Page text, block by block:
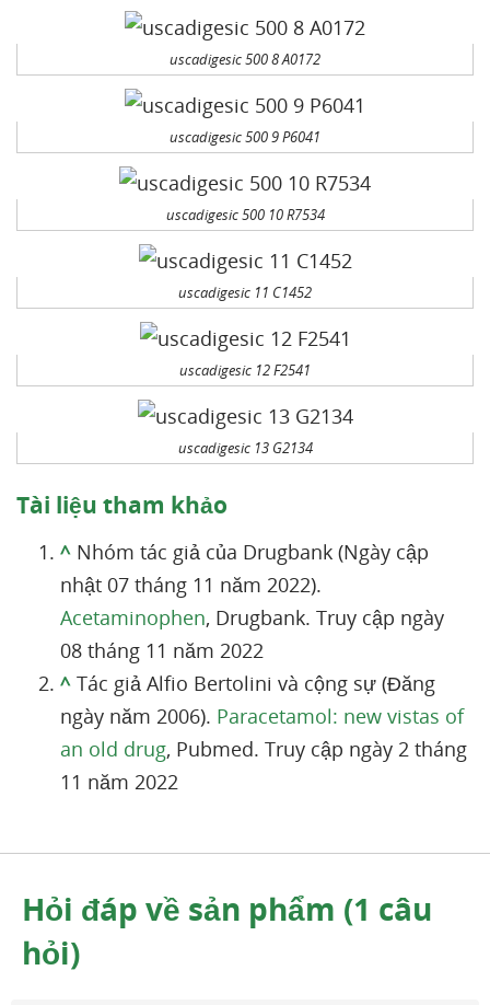
uscadigesic 500 8 A0172
uscadigesic 500 9 P6041
uscadigesic 500 10 R7534
uscadigesic 11 C1452
uscadigesic 12 F2541
uscadigesic 13 G2134
Tài liệu tham khảo
^ Nhóm tác giả của Drugbank (Ngày cập
nhật 07 tháng 11 năm 2022).
Acetaminophen, Drugbank. Truy cập ngày
08 tháng 11 năm 2022
^ Tác giả Alfio Bertolini và cộng sự (Đăng
ngày năm 2006). Paracetamol: new vistas of
an old drug, Pubmed. Truy cập ngày 2 tháng
11 năm 2022
Hỏi đáp về sản phẩm (1 câu
hỏi)